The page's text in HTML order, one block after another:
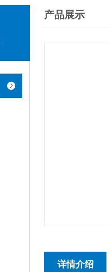
产品展示
详情介绍